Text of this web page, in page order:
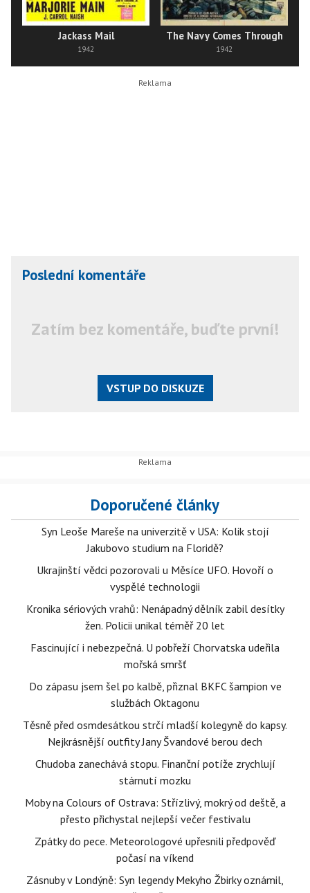
Jackass Mail
1942
The Navy Comes Through
1942
Poslední komentáře
Zatím bez komentáře, buďte první!
VSTUP DO DISKUZE
Doporučené články
Syn Leoše Mareše na univerzitě v USA: Kolik stojí
Jakubovo studium na Floridě?
Ukrajinští vědci pozorovali u Měsíce UFO. Hovoří o
vyspělé technologii
Kronika sériových vrahů: Nenápadný dělník zabil desítky
žen. Policii unikal téměř 20 let
Fascinující i nebezpečná. U pobřeží Chorvatska udeřila
mořská smršť
Do zápasu jsem šel po kalbě, přiznal BKFC šampion ve
službách Oktagonu
Těsně před osmdesátkou strčí mladší kolegyně do kapsy.
Nejkrásnější outfity Jany Švandové berou dech
Chudoba zanechává stopu. Finanční potíže zrychlují
stárnutí mozku
Moby na Colours of Ostrava: Střízlivý, mokrý od deště, a
přesto přichystal nejlepší večer festivalu
Zpátky do pece. Meteorologové upřesnili předpověď
počasí na víkend
Zásnuby v Londýně: Syn legendy Mekyho Žbirky oznámil,